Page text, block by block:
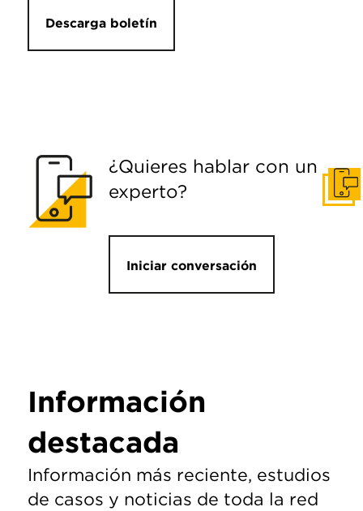
Descarga boletín
¿Quieres hablar con un
experto?
Iniciar conversación
Información
destacada
Información más reciente, estudios
de casos y noticias de toda la red